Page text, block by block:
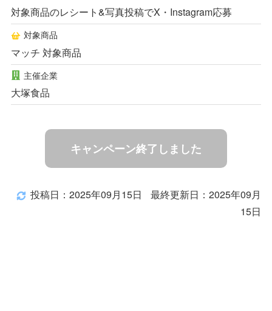
対象商品のレシート&写真投稿でX・Instagram応募
対象商品
マッチ 対象商品
主催企業
大塚食品
キャンペーン終了しました
投稿日：2025年09月15日
最終更新日：2025年09月
15日